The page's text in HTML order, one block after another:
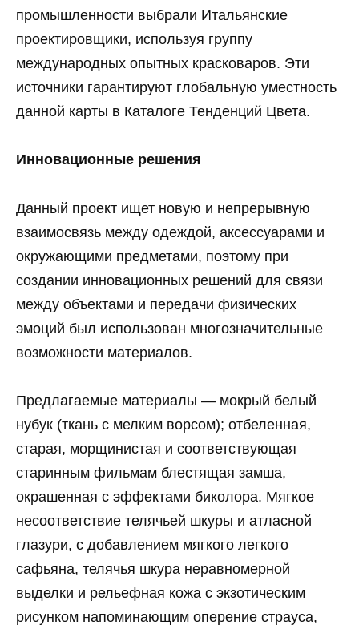
промышленности выбрали Итальянские
проектировщики, используя группу
международных опытных красковаров. Эти
источники гарантируют глобальную уместность
данной карты в Каталоге Тенденций Цвета.
Инновационные решения
Данный проект ищет новую и непрерывную
взаимосвязь между одеждой, аксессуарами и
окружающими предметами, поэтому при
создании инновационных решений для связи
между объектами и передачи физических
эмоций был использован многозначительные
возможности материалов.
Предлагаемые материалы — мокрый белый
нубук (ткань с мелким ворсом); отбеленная,
старая, морщинистая и соответствующая
старинным фильмам блестящая замша,
окрашенная с эффектами биколора. Мягкое
несоответствие телячьей шкуры и атласной
глазури, с добавлением мягкого легкого
сафьяна, телячья шкура неравномерной
выделки и рельефная кожа с экзотическим
рисунком напоминающим оперение страуса,